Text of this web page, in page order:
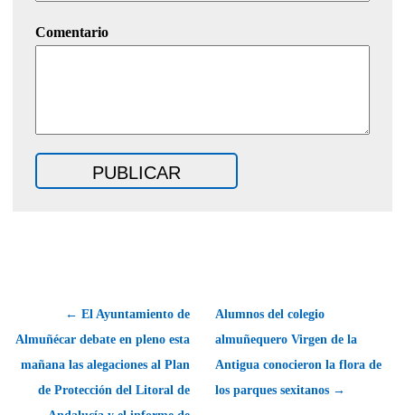
Comentario
← El Ayuntamiento de
Almuñécar debate en pleno esta
mañana las alegaciones al Plan
de Protección del Litoral de
Alumnos del colegio
almuñequero Virgen de la
Antigua conocieron la flora de
los parques sexitanos →